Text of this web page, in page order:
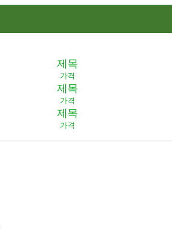
제목
가격
제목
가격
제목
가격